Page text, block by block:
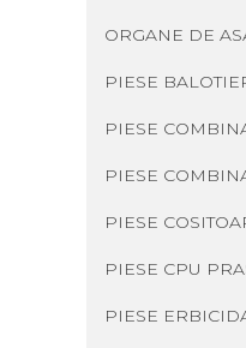
ORGANE DE
PIESE
PIESE
PIESE
PIESE
PIESE CPU
PIESE